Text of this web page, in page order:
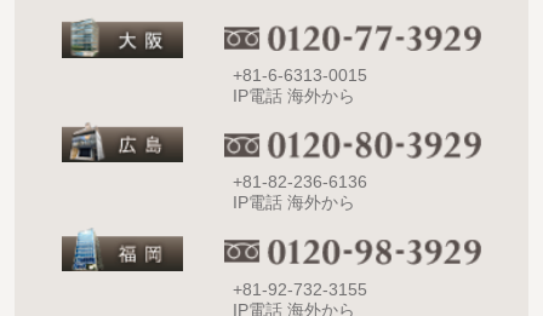
+81-6-6313-0015
IP電話 海外から
+81-82-236-6136
IP電話 海外から
+81-92-732-3155
IP電話 海外から